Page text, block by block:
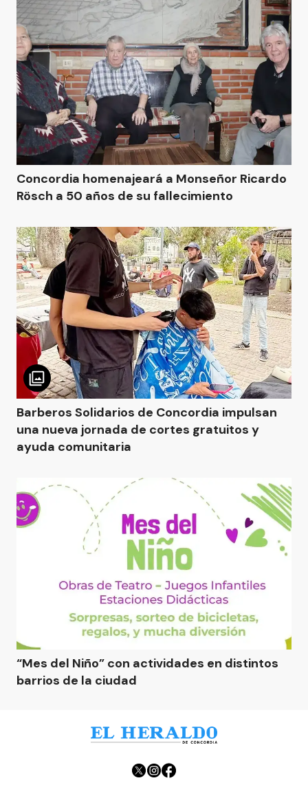
Concordia homenajeará a Monseñor Ricardo
Rösch a 50 años de su fallecimiento
Barberos Solidarios de Concordia impulsan
una nueva jornada de cortes gratuitos y
ayuda comunitaria
“Mes del Niño” con actividades en distintos
barrios de la ciudad